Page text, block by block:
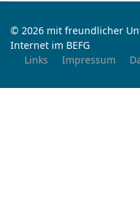
© 2026 mit freundlicher
Internet im BEFG
Links
Impressum